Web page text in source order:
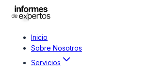
Inicio
Sobre Nosotros
Servicios